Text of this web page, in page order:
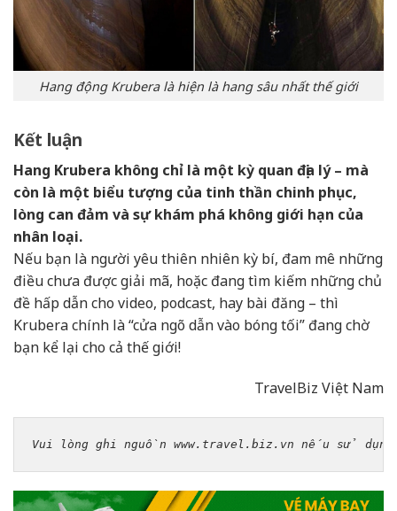
Hang động Krubera là hiện là hang sâu nhất thế giới
Kết luận
Hang Krubera không chỉ là một kỳ quan địa lý – mà
còn là một biểu tượng của tinh thần chinh phục,
lòng can đảm và sự khám phá không giới hạn của
nhân loại.
Nếu bạn là người yêu thiên nhiên kỳ bí, đam mê những
điều chưa được giải mã, hoặc đang tìm kiếm những chủ
đề hấp dẫn cho video, podcast, hay bài đăng – thì
Krubera chính là “cửa ngõ dẫn vào bóng tối” đang chờ
bạn kể lại cho cả thế giới!
TravelBiz Việt Nam
Vui lòng ghi nguồn www.travel.biz.vn nếu sử